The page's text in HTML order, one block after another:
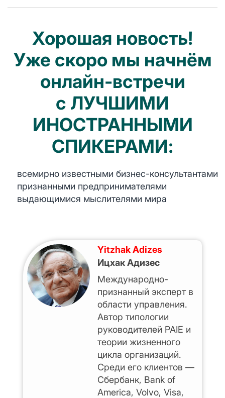
Хорошая новость!
Уже скоро мы начнём
онлайн-встречи
с ЛУЧШИМИ
ИНОСТРАННЫМИ
СПИКЕРАМИ:
всемирно известными бизнес-консультантами
признанными предпринимателями
выдающимися мыслителями мира
Yitzhak Adizes
Ицхак Адизес
Международно-
признанный эксперт в
области управления.
Автор типологии
руководителей PAIE и
теории жизненного
цикла организаций.
Среди его клиентов —
Сбербанк, Bank of
America, Volvo, Visa,